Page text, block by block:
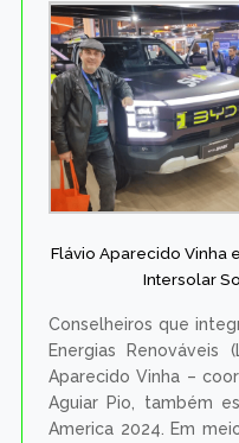
Flávio Aparecido Vinha
Intersolar
Conselheiros que
Energias Renováveis
Aparecido Vinha –
Aguiar Pio, também
America 2024. Em